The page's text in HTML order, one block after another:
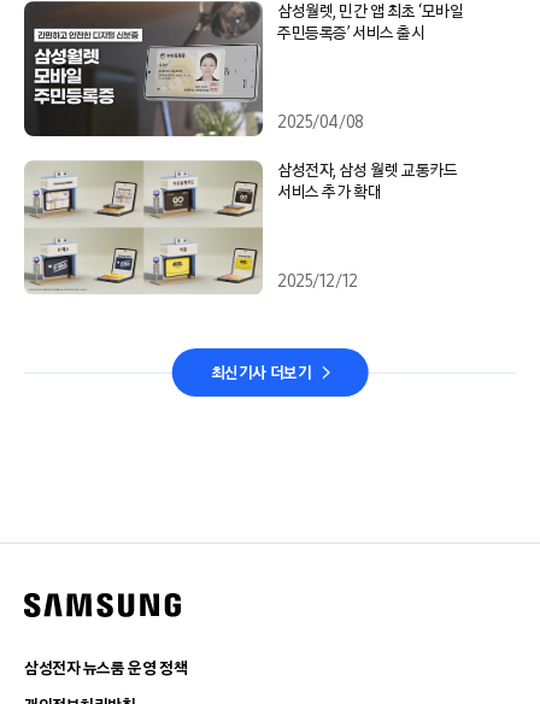
삼성월렛, 민간 앱 최초 ‘모바일
주민등록증’ 서비스 출시
2025/04/08
삼성전자, 삼성 월렛 교통카드
서비스 추가 확대
2025/12/12
최신기사 더보기
삼성전자 뉴스룸 운영 정책